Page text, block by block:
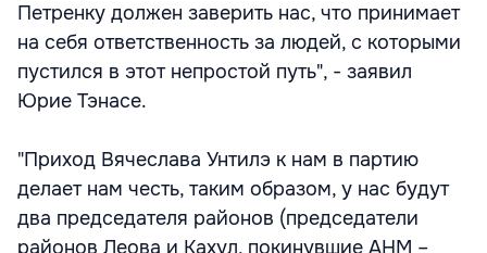
Петренку должен заверить нас, что принимает
на себя ответственность за людей, с которыми
пустился в этот непростой путь", - заявил
Юрие Тэнасе.
"Приход Вячеслава Унтилэ к нам в партию
делает нам честь, таким образом, у нас будут
два председателя районов (председатели
районов Леова и Кахул, покинувшие АНМ –